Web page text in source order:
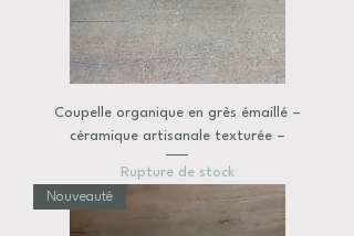
Coupelle organique en grès émaillé –
céramique artisanale texturée –
Rupture de stock
Nouveauté